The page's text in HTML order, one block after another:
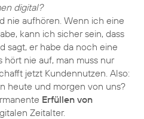
digital?
nie aufhören. Wenn ich eine
kann ich sicher sein, dass
sagt, er habe da noch eine
hört nie auf, man muss nur
jetzt Kundennutzen. Also:
heute und morgen von uns?
Erfüllen von
Zeitalter.